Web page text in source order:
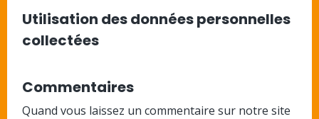
Utilisation des données personnelles
collectées
Commentaires
Quand vous laissez un commentaire sur notre site